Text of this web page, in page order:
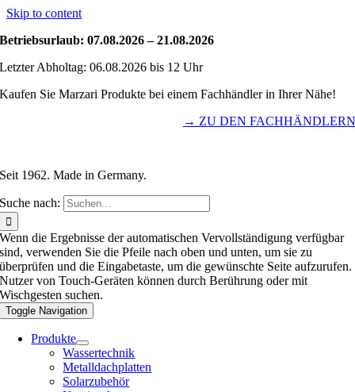
Skip to content
Betriebsurlaub: 07.08.2026 – 21.08.2026
Letzter Abholtag: 06.08.2026 bis 12 Uhr
Kaufen Sie Marzari Produkte bei einem Fachhändler in Ihrer Nähe!
→ ZU DEN FACHHÄNDLERN
Seit 1962. Made in Germany.
Suche nach:
Wenn die Ergebnisse der automatischen Vervollständigung verfügbar
sind, verwenden Sie die Pfeile nach oben und unten, um sie zu
überprüfen und die Eingabetaste, um die gewünschte Seite aufzurufen.
Nutzer von Touch-Geräten können durch Berührung oder mit
Wischgesten suchen.
Toggle Navigation
Produkte
Wassertechnik
Metalldachplatten
Solarzubehör